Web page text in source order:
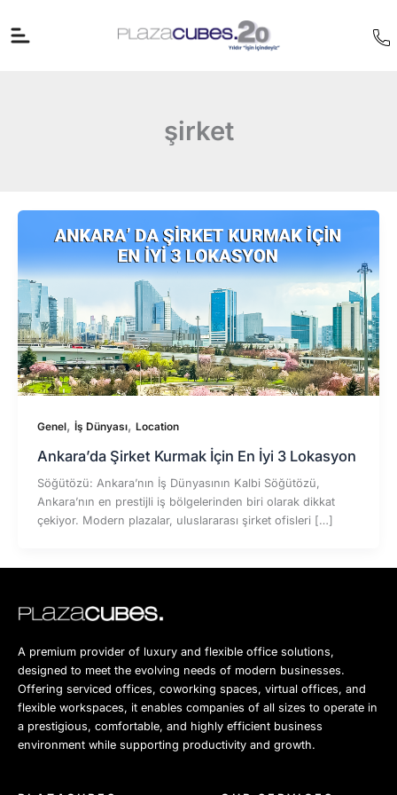
atla
şirket
Genel, İş Dünyası, Location
Ankara’da Şirket Kurmak İçin En İyi 3 Lokasyon
Söğütözü: Ankara’nın İş Dünyasının Kalbi Söğütözü,
Ankara’nın en prestijli iş bölgelerinden biri olarak dikkat
çekiyor. Modern plazalar, uluslararası şirket ofisleri […]
A premium provider of luxury and flexible office solutions,
designed to meet the evolving needs of modern businesses.
Offering serviced offices, coworking spaces, virtual offices, and
flexible workspaces, it enables companies of all sizes to operate in
a prestigious, comfortable, and highly efficient business
environment while supporting productivity and growth.